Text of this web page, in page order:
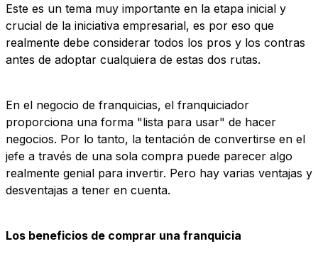
Este es un tema muy importante en la etapa inicial y
crucial de la iniciativa empresarial, es por eso que
realmente debe considerar todos los pros y los contras
antes de adoptar cualquiera de estas dos rutas.
En el negocio de franquicias, el franquiciador
proporciona una forma "lista para usar" de hacer
negocios. Por lo tanto, la tentación de convertirse en el
jefe a través de una sola compra puede parecer algo
realmente genial para invertir. Pero hay varias ventajas y
desventajas a tener en cuenta.
Los beneficios de comprar una franquicia